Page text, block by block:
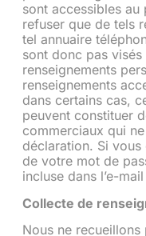
sont accessibles
refuser que de tels
tel annuaire
sont donc pas
renseignements
renseignements
dans certains cas,
peuvent constituer
commerciaux qui
déclaration. Si
de votre mot de
incluse dans l’e-
Collecte de
Nous ne